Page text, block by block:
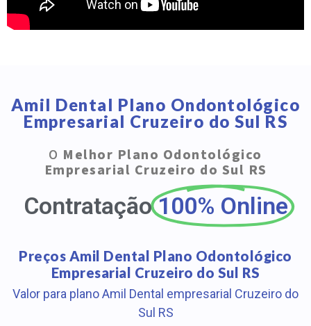
Amil Dental Plano Ondontológico
Empresarial Cruzeiro do Sul RS
O Melhor Plano Odontológico
Empresarial Cruzeiro do Sul RS
Contratação 100% Online
Preços Amil Dental Plano Odontológico
Empresarial Cruzeiro do Sul RS
Valor para plano Amil Dental empresarial Cruzeiro do
Sul RS